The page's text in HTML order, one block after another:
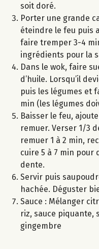
soit doré.
Porter une grande
éteindre le feu puis
faire tremper 3-4
ingrédients pour la
Dans le wok, faire
d’huile. Lorsqu’il
puis les légumes et
min (les légumes
Baisser le feu,
remuer. Verser 1/3
remuer 1 à 2 min,
cuire 5 à 7 min pour
dente.
Servir puis
hachée. Déguster
Sauce : Mélanger
riz, sauce piquante,
gingembre